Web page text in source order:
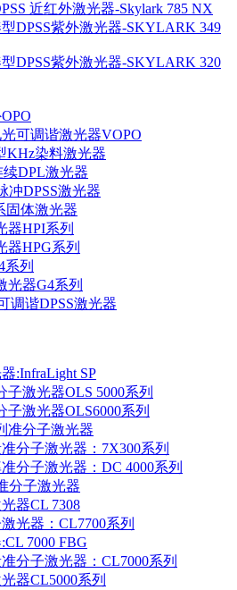
近红外激光器-Skylark 785 NX
DPSS紫外激光器-SKYLARK 349
DPSS紫外激光器-SKYLARK 320
可调谐激光器VOPO
KHz染料激光器
续DPL激光器
冲DPSS激光器
固体激光器
器HPI系列
器HPG系列
系列
光器G4系列
调谐DPSS激光器
:InfraLight SP
子激光器OLS 5000系列
子激光器OLS6000系列
准分子激光器
分子激光器：7X300系列
分子激光器：DC 4000系列
分子激光器
器CL 7308
光器：CL7700系列
7000 FBG
分子激光器：CL7000系列
器CL5000系列